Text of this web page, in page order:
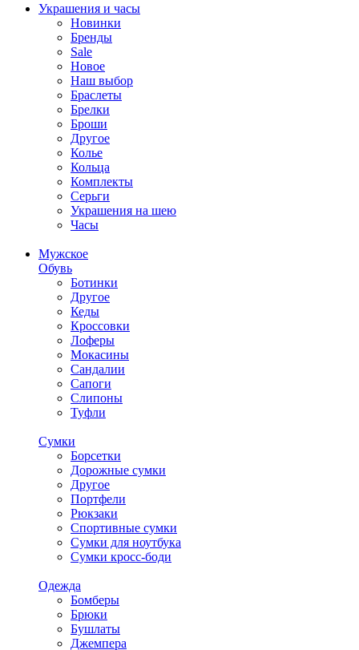
Украшения и часы
Новинки
Бренды
Sale
Новое
Наш выбор
Браслеты
Брелки
Броши
Другое
Колье
Кольца
Комплекты
Серьги
Украшения на шею
Часы
Мужское
Обувь
Ботинки
Другое
Кеды
Кроссовки
Лоферы
Мокасины
Сандалии
Сапоги
Слипоны
Туфли
Сумки
Борсетки
Дорожные сумки
Другое
Портфели
Рюкзаки
Спортивные сумки
Сумки для ноутбука
Сумки кросс-боди
Одежда
Бомберы
Брюки
Бушлаты
Джемпера